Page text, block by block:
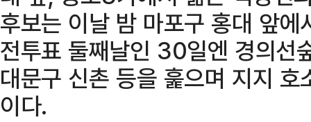
후보는 이날 밤 마포구 홍대 앞
전투표 둘째날인 30일엔 경의선
대문구 신촌 등을 훑으며 지지
이다.